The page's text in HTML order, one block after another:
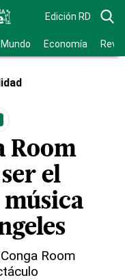
Edición RD
Mundo Economía
Room
el
música
Room